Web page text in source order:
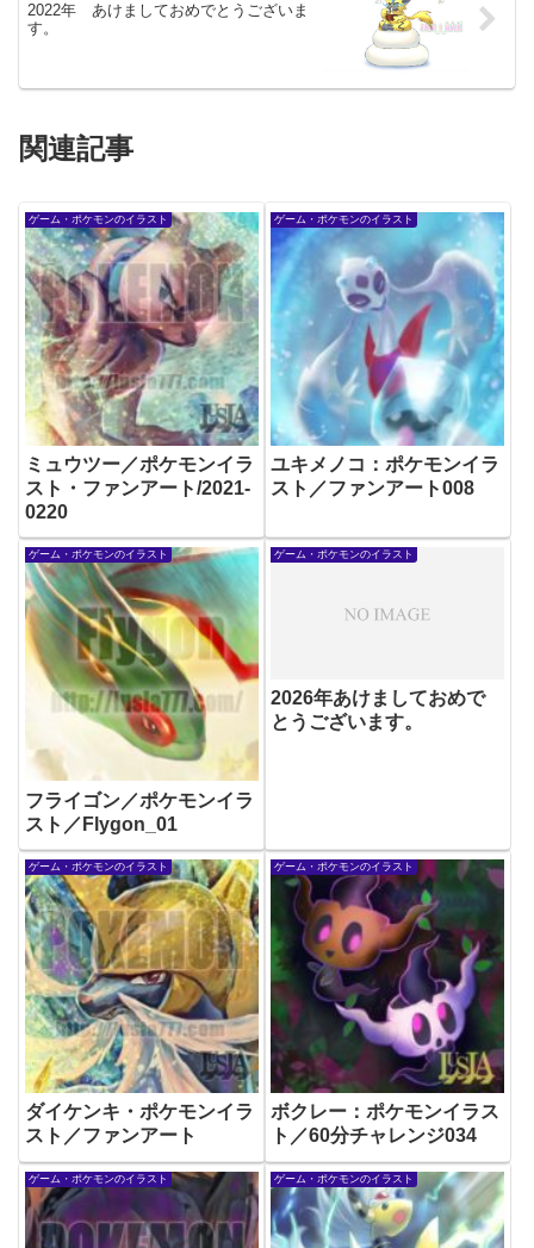
2022年 あけましておめでとうございま
す。
関連記事
ゲーム・ポケモンのイラスト
ミュウツー／ポケモンイラ
スト・ファンアート/2021-
0220
ゲーム・ポケモンのイラスト
ユキメノコ：ポケモンイラ
スト／ファンアート008
ゲーム・ポケモンのイラスト
フライゴン／ポケモンイラ
スト／Flygon_01
ゲーム・ポケモンのイラスト
2026年あけましておめで
とうございます。
ゲーム・ポケモンのイラスト
ダイケンキ・ポケモンイラ
スト／ファンアート
ゲーム・ポケモンのイラスト
ボクレー：ポケモンイラス
ト／60分チャレンジ034
ゲーム・ポケモンのイラスト ゲーム・ポケモンのイラスト